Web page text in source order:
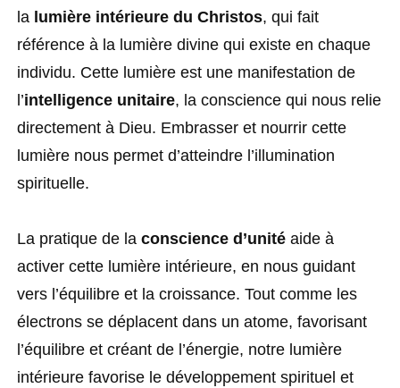
la lumière intérieure du Christos, qui fait
référence à la lumière divine qui existe en chaque
individu. Cette lumière est une manifestation de
l’intelligence unitaire, la conscience qui nous relie
directement à Dieu. Embrasser et nourrir cette
lumière nous permet d’atteindre l’illumination
spirituelle.
La pratique de la conscience d’unité aide à
activer cette lumière intérieure, en nous guidant
vers l’équilibre et la croissance. Tout comme les
électrons se déplacent dans un atome, favorisant
l’équilibre et créant de l’énergie, notre lumière
intérieure favorise le développement spirituel et